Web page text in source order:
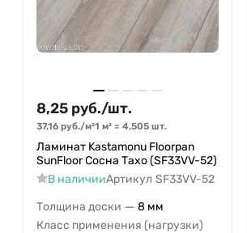
8,25 руб./шт.
37,16 руб./м²1 м² = 4,505 шт.
Ламинат Kastamonu Floorpan
SunFloor Сосна Тахо (SF33VV-52)
В наличииАртикул SF33VV-52
Толщина доски — 8 мм
Класс применения (нагрузки)